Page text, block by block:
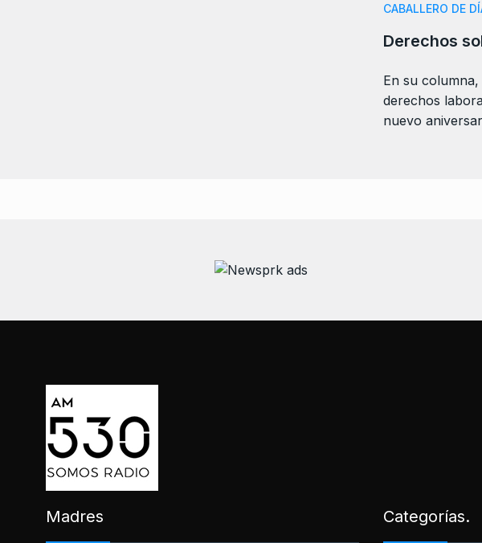
CABALLERO DE
Derechos
En su
derechos
nuevo
Madres Categorías.